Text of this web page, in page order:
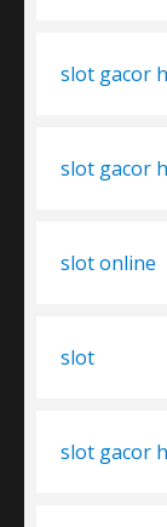
slot gacor
slot gacor
slot online
slot
slot gacor